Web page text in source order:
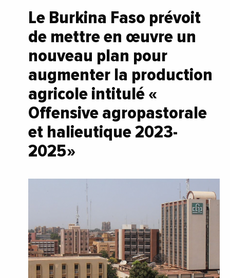
Le Burkina Faso prévoit
de mettre en œuvre un
nouveau plan pour
augmenter la production
agricole intitulé «
Offensive agropastorale
et halieutique 2023-
2025 »